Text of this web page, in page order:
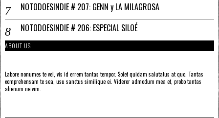
NOTODOESINDIE # 207: GENN y LA MILAGROSA
NOTODOESINDIE # 206: ESPECIAL SILOÉ
ABOUT US
Labore nonumes te vel, vis id errem tantas tempor. Solet quidam salutatus at quo. Tantas
comprehensam te sea, usu sanctus similique ei. Viderer admodum mea et, probo tantas
alienum ne vim.